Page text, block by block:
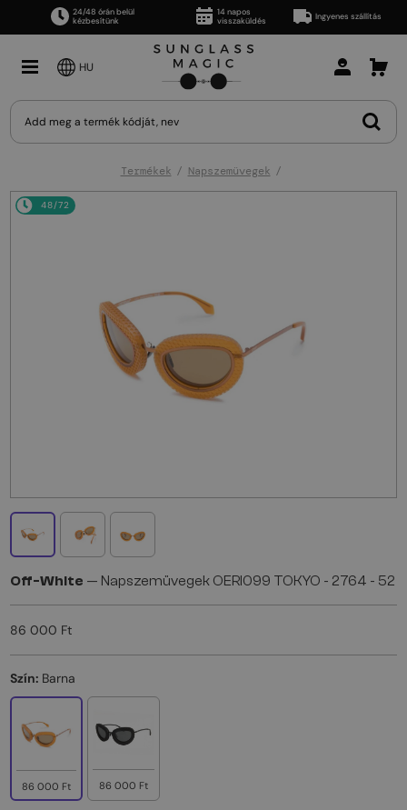
24/48 órán belül
kézbesítünk
14 napos
visszaküldés
Ingyenes szállítás
HU
Termékek Napszemüvegek
48/72
Off-White — Napszemüvegek OERI099 TOKYO - 2764 - 52
86 000 Ft
Szín: Barna
86 000 Ft 86 000 Ft